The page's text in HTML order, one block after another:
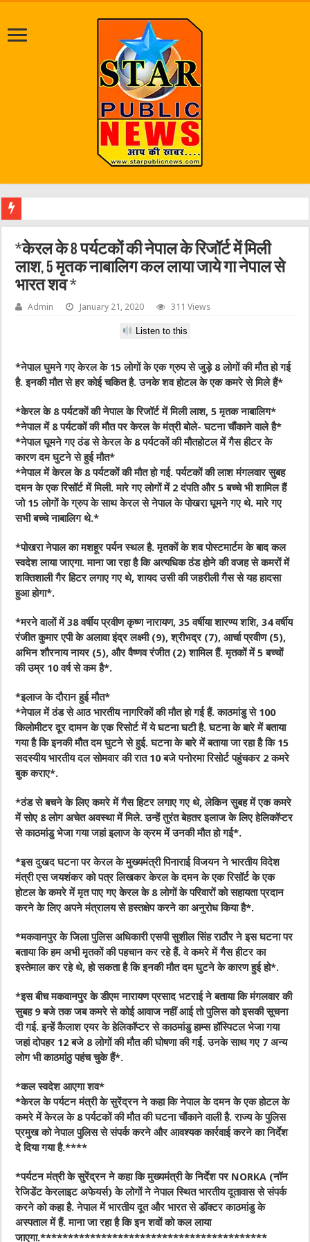
*केरल के 8 पर्यटकों की नेपाल के रिजॉर्ट में मिली
लाश, 5 मृतक नाबालिग कल लाया जाये गा नेपाल से
भारत शव *
Admin January 21, 2020 311 Views
Listen to this
*नेपाल घुमने गए केरल के 15 लोगों के एक ग्रुप से जुड़े 8 लोगों की मौत हो गई
है. इनकी मौत से हर कोई चकित है. उनके शव होटल के एक कमरे से मिले हैं*
*केरल के 8 पर्यटकों की नेपाल के रिजॉर्ट में मिली लाश, 5 मृतक नाबालिग*
*नेपाल में 8 पर्यटकों की मौत पर केरल के मंत्री बोले- घटना चौंकाने वाले है*
*नेपाल घूमने गए ठंड से केरल के 8 पर्यटकों की मौतहोटल में गैस हीटर के
कारण दम घुटने से हुई मौत*
*नेपाल में केरल के 8 पर्यटकों की मौत हो गई. पर्यटकों की लाश मंगलवार सुबह
दमन के एक रिसॉर्ट में मिली. मारे गए लोगों में 2 दंपति और 5 बच्चे भी शामिल हैं
जो 15 लोगों के ग्रुप के साथ केरल से नेपाल के पोखरा घूमने गए थे. मारे गए
सभी बच्चे नाबालिग थे.*
*पोखरा नेपाल का मशहूर पर्यन स्थल है. मृतकों के शव पोस्टमार्टम के बाद कल
स्वदेश लाया जाएगा. माना जा रहा है कि अत्यधिक ठंड होने की वजह से कमरों में
शक्तिशाली गैर हिटर लगाए गए थे, शायद उसी की जहरीली गैस से यह हादसा
हुआ होगा*.
*मरने वालों में 38 वर्षीय प्रवीण कृष्ण नारायण, 35 वर्षीया शारण्य शशि, 34 वर्षीय
रंजीत कुमार एपी के अलावा इंद्र लक्ष्मी (9), श्रीभद्र (7), आर्चा प्रवीण (5),
अभिन शौरनाय नायर (5), और वैष्णव रंजीत (2) शामिल हैं. मृतकों में 5 बच्चों
की उम्र 10 वर्ष से कम है*.
*इलाज के दौरान हुई मौत*
*नेपाल में ठंड से आठ भारतीय नागरिकों की मौत हो गई हैं. काठमांडु से 100
किलोमीटर दूर दामन के एक रिसोर्ट में ये घटना घटी है. घटना के बारे में बताया
गया है कि इनकी मौत दम घुटने से हुई. घटना के बारे में बताया जा रहा है कि 15
सदस्यीय भारतीय दल सोमवार की रात 10 बजे पनोरमा रिसोर्ट पहुंचकर 2 कमरे
बुक कराए*.
*ठंड से बचने के लिए कमरे में गैस हिटर लगाए गए थे, लेकिन सुबह में एक कमरे
में सोए 8 लोग अचेत अवस्था में मिले. उन्हें तुरंत बेहतर इलाज के लिए हेलिकॉप्टर
से काठमांडु भेजा गया जहां इलाज के क्रम में उनकी मौत हो गई*.
*इस दुखद घटना पर केरल के मुख्यमंत्री पिनाराई विजयन ने भारतीय विदेश
मंत्री एस जयशंकर को पत्र लिखकर केरल के दमन के एक रिसॉर्ट के एक
होटल के कमरे में मृत पाए गए केरल के 8 लोगों के परिवारों को सहायता प्रदान
करने के लिए अपने मंत्रालय से हस्तक्षेप करने का अनुरोध किया है*.
*मकवानपुर के जिला पुलिस अधिकारी एसपी सुशील सिंह राठौर ने इस घटना पर
बताया कि हम अभी मृतकों की पहचान कर रहे हैं. वे कमरे में गैस हीटर का
इस्तेमाल कर रहे थे, हो सकता है कि इनकी मौत दम घुटने के कारण हुई हो*.
*इस बीच मकवानपुर के डीएम नारायण प्रसाद भटराई ने बताया कि मंगलवार की
सुबह 9 बजे तक जब कमरे से कोई आवाज नहीं आई तो पुलिस को इसकी सूचना
दी गई. इन्हें कैलाश एयर के हेलिकॉप्टर से काठमांडु हाम्स हॉस्पिटल भेजा गया
जहां दोपहर 12 बजे 8 लोगों की मौत की घोषणा की गई. उनके साथ गए 7 अन्य
लोग भी काठमांठु पहंच चुके हैं*.
*कल स्वदेश आएगा शव*
*केरल के पर्यटन मंत्री के सुरेंद्रन ने कहा कि नेपाल के दमन के एक होटल के
कमरे में केरल के 8 पर्यटकों की मौत की घटना चौंकाने वाली है. राज्य के पुलिस
प्रमुख को नेपाल पुलिस से संपर्क करने और आवश्यक कार्रवाई करने का निर्देश
दे दिया गया है.****
*पर्यटन मंत्री के सुरेंद्रन ने कहा कि मुख्यमंत्री के निर्देश पर NORKA (नॉन
रेजिडेंट केरलाइट अफेयर्स) के लोगों ने नेपाल स्थित भारतीय दूतावास से संपर्क
करने को कहा है. नेपाल में भारतीय दूत और भारत से डॉक्टर काठमांडु के
अस्पताल में हैं. माना जा रहा है कि इन शवों को कल लाया
जाएगा.*****************************************